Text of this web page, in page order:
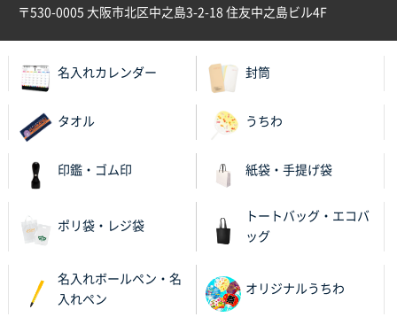
〒530-0005 大阪市北区中之島3-2-18 住友中之島ビル4F
名入れカレンダー 封筒
タオル うちわ
印鑑・ゴム印 紙袋・手提げ袋
ポリ袋・レジ袋
トートバッグ・エコバ
ッグ
名入れボールペン・名
入れペン
オリジナルうちわ